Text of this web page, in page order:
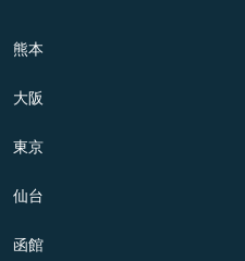
熊本
大阪
東京
仙台
函館